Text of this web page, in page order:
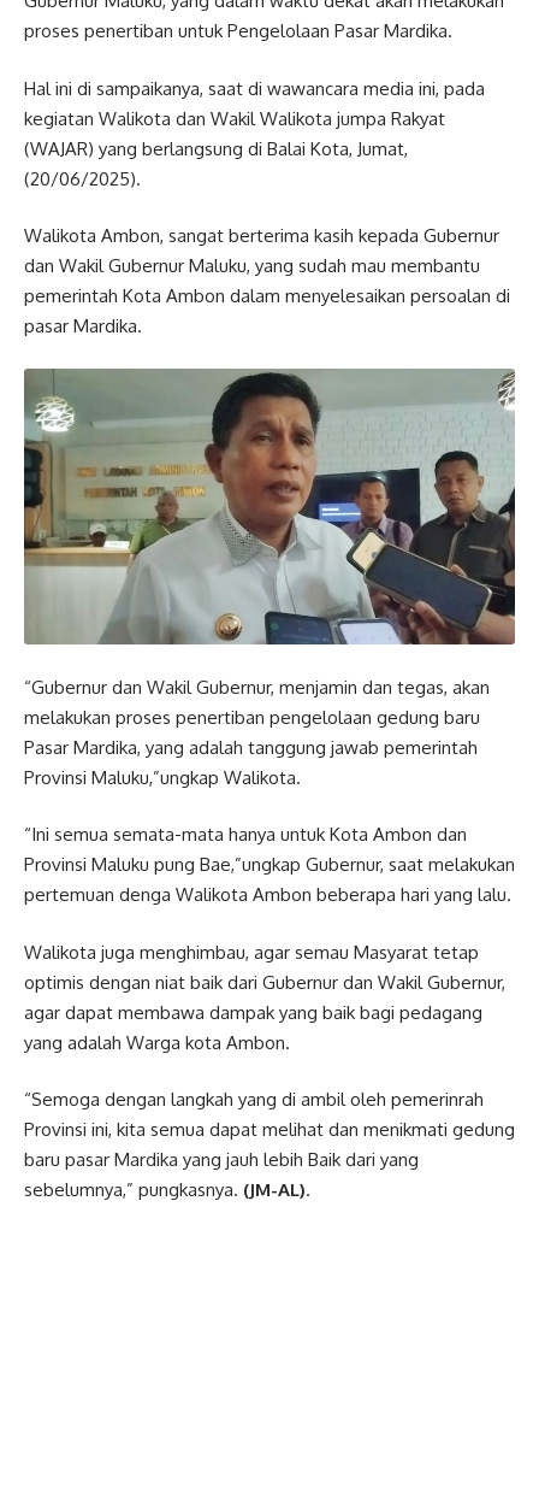
proses penertiban untuk Pengelolaan Pasar Mardika.
Hal ini di sampaikanya, saat di wawancara media ini, pada
kegiatan Walikota dan Wakil Walikota jumpa Rakyat
(WAJAR) yang berlangsung di Balai Kota, Jumat,
(20/06/2025).
Walikota Ambon, sangat berterima kasih kepada Gubernur
dan Wakil Gubernur Maluku, yang sudah mau membantu
pemerintah Kota Ambon dalam menyelesaikan persoalan di
pasar Mardika.
“Gubernur dan Wakil Gubernur, menjamin dan tegas, akan
melakukan proses penertiban pengelolaan gedung baru
Pasar Mardika, yang adalah tanggung jawab pemerintah
Provinsi Maluku,”ungkap Walikota.
“Ini semua semata-mata hanya untuk Kota Ambon dan
Provinsi Maluku pung Bae,”ungkap Gubernur, saat melakukan
pertemuan denga Walikota Ambon beberapa hari yang lalu.
Walikota juga menghimbau, agar semau Masyarat tetap
optimis dengan niat baik dari Gubernur dan Wakil Gubernur,
agar dapat membawa dampak yang baik bagi pedagang
yang adalah Warga kota Ambon.
“Semoga dengan langkah yang di ambil oleh pemerinrah
Provinsi ini, kita semua dapat melihat dan menikmati gedung
baru pasar Mardika yang jauh lebih Baik dari yang
sebelumnya,” pungkasnya. (JM-AL).